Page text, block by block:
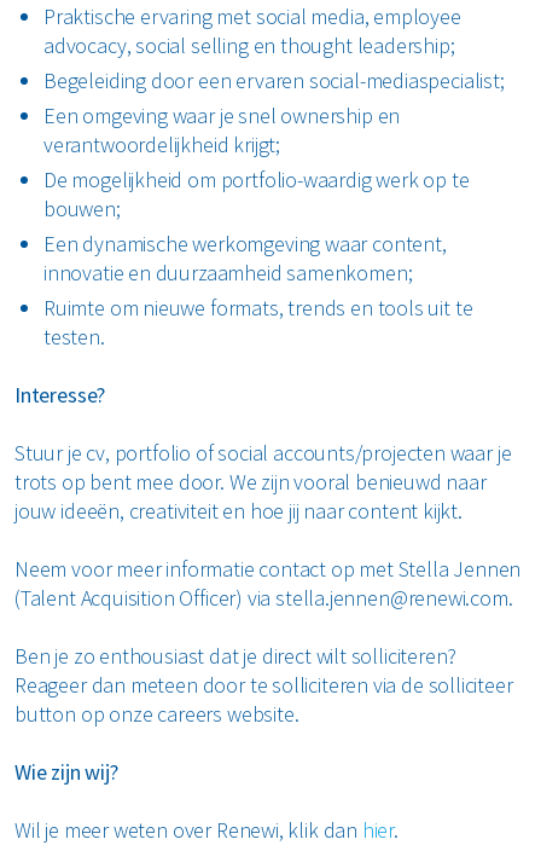
Praktische ervaring met social media, employee
advocacy, social selling en thought leadership;
Begeleiding door een ervaren social-mediaspecialist;
Een omgeving waar je snel ownership en
verantwoordelijkheid krijgt;
De mogelijkheid om portfolio-waardig werk op te
bouwen;
Een dynamische werkomgeving waar content,
innovatie en duurzaamheid samenkomen;
Ruimte om nieuwe formats, trends en tools uit te
testen.
Interesse?
Stuur je cv, portfolio of social accounts/projecten waar je
trots op bent mee door. We zijn vooral benieuwd naar
jouw ideeën, creativiteit en hoe jij naar content kijkt.
Neem voor meer informatie contact op met Stella Jennen
(Talent Acquisition Officer) via stella.jennen@renewi.com.
Ben je zo enthousiast dat je direct wilt solliciteren?
Reageer dan meteen door te solliciteren via de solliciteer
button op onze careers website.
Wie zijn wij?
Wil je meer weten over Renewi, klik dan hier.